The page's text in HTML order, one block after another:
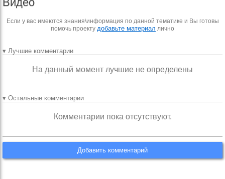
Если у вас имеются знания\информация по данной тематике и Вы готовы
помочь проекту добавьте материал лично
▾ Лучшие комментарии
На данный момент лучшие не определены
▾ Остальные комментарии
Комментарии пока отсутствуют.
Добавить комментарий